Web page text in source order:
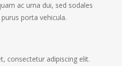
ac urna dui, sed sodales
porta vehicula.
consectetur adipiscing elit.